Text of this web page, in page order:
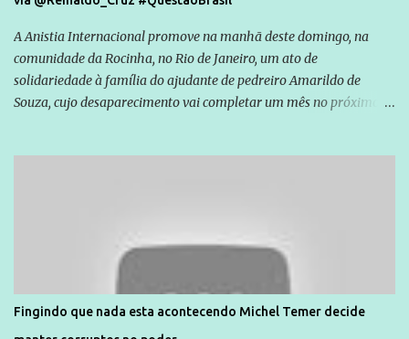
A Anistia Internacional promove na manhã deste domingo, na
comunidade da Rocinha, no Rio de Janeiro, um ato de
solidariedade à família do ajudante de pedreiro Amarildo de
Souza, cujo desaparecimento vai completar um mês no próximo
são vítimas de violência, estão em situação de risco ou têm seus
direitos violados. Leia mais: Anistia Internacional cobra do Brasil
Fingindo que nada esta acontecendo Michel Temer decide